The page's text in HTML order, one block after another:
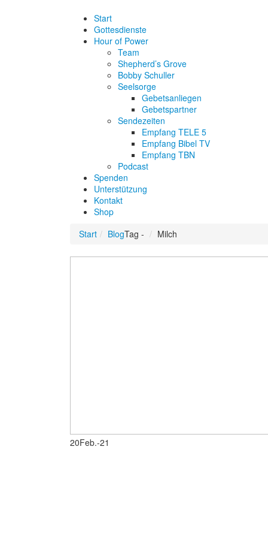
Start
Gottesdienste
Hour of Power
Team
Shepherd’s Grove
Bobby Schuller
Seelsorge
Gebetsanliegen
Gebetspartner
Sendezeiten
Empfang TELE 5
Empfang Bibel TV
Empfang TBN
Podcast
Spenden
Unterstützung
Kontakt
Shop
Start
BlogTag - Milch
20Feb.-21